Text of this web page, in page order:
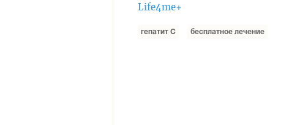
Life4me+
гепатит С бесплатное лечение